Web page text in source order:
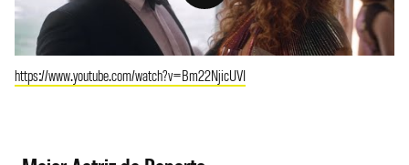
https://www.youtube.com/watch?v=Bm22NjicUVI